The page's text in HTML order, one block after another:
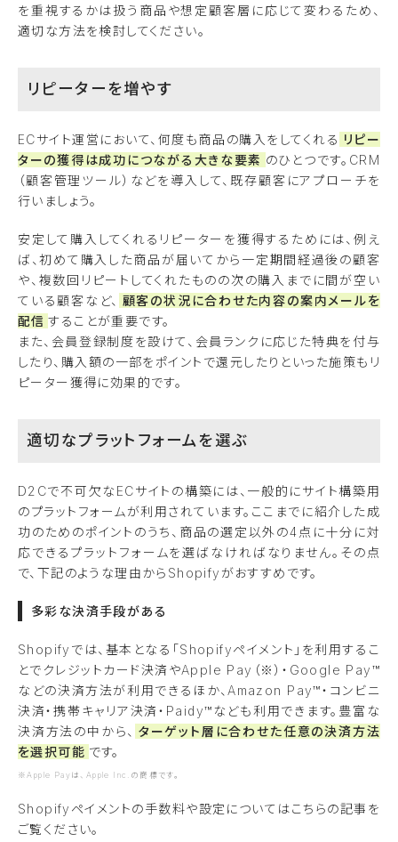
を重視するかは扱う商品や想定顧客層に応じて変わるため、
適切な方法を検討してください。
リピーターを増やす
ECサイト運営において、何度も商品の購入をしてくれる リピー
ターの獲得は成功につながる大きな要素 のひとつです。CRM
（顧客管理ツール）などを導入して、既存顧客にアプローチを
行いましょう。
安定して購入してくれるリピーターを獲得するためには、例え
ば、初めて購入した商品が届いてから一定期間経過後の顧客
や、複数回リピートしてくれたものの次の購入までに間が空い
ている顧客など、 顧客の状況に合わせた内容の案内メールを
配信 することが重要です。
また、会員登録制度を設けて、会員ランクに応じた特典を付与
したり、購入額の一部をポイントで還元したりといった施策もリ
ピーター獲得に効果的です。
適切なプラットフォームを選ぶ
D2Cで不可欠なECサイトの構築には、一般的にサイト構築用
のプラットフォームが利用されています。ここまでに紹介した成
功のためのポイントのうち、商品の選定以外の4点に十分に対
応できるプラットフォームを選ばなければなりません。その点
で、下記のような理由からShopifyがおすすめです。
多彩な決済手段がある
Shopifyでは、基本となる「Shopifyペイメント」を利用するこ
とでクレジットカード決済やApple Pay（※）・Google Pay™
などの決済方法が利用できるほか、Amazon Pay™・コンビニ
決済・携帯キャリア決済・Paidy™なども利用できます。豊富な
決済方法の中から、 ターゲット層に合わせた任意の決済方法
を選択可能 です。
※Apple Payは、Apple Inc.の商標です。
Shopifyペイメントの手数料や設定についてはこちらの記事を
ご覧ください。